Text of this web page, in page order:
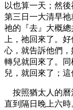
以也算一天；然
第三日一大清早祂
祂的『去』大概
上，祂回來了。
心，就告訴他們
轉兒就回來了。
兒，就回來了；這
按照猶太人的
直到隔日晚上六